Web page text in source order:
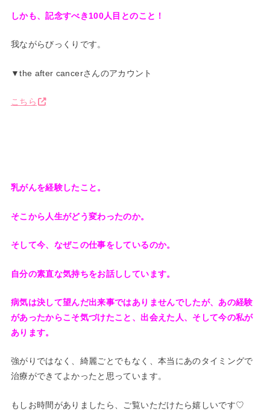
しかも、記念すべき100人目とのこと！
我ながらびっくりです。
▼the after cancerさんのアカウント
こちら
乳がんを経験したこと。
そこから人生がどう変わったのか。
そして今、なぜこの仕事をしているのか。
自分の素直な気持ちをお話ししています。
病気は決して望んだ出来事ではありませんでしたが、あの経験
があったからこそ気づけたこと、出会えた人、そして今の私が
あります。
強がりではなく、綺麗ごとでもなく、本当にあのタイミングで
治療ができてよかったと思っています。
もしお時間がありましたら、ご覧いただけたら嬉しいです♡